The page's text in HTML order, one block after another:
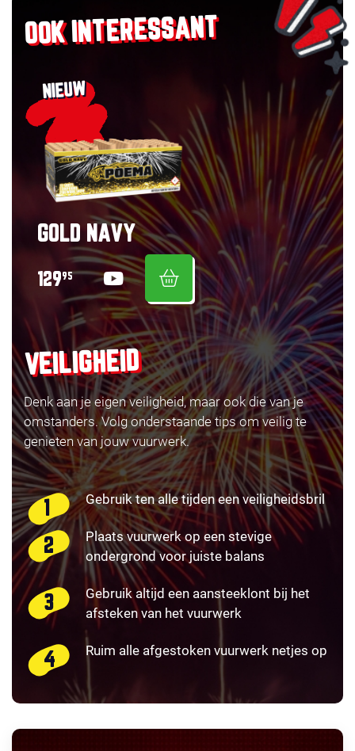
OOK INTERESSANT
NIEUW
GOLD NAVY
12995
VEILIGHEID
Denk aan je eigen veiligheid, maar ook die van je
omstanders. Volg onderstaande tips om veilig te
genieten van jouw vuurwerk.
Gebruik ten alle tijden een veiligheidsbril
Plaats vuurwerk op een stevige
ondergrond voor juiste balans
Gebruik altijd een aansteeklont bij het
afsteken van het vuurwerk
Ruim alle afgestoken vuurwerk netjes op